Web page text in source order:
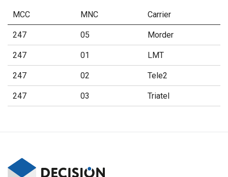
MCC MNC Carrier
247 05 Morder
247 01 LMT
247 02 Tele2
247 03 Triatel